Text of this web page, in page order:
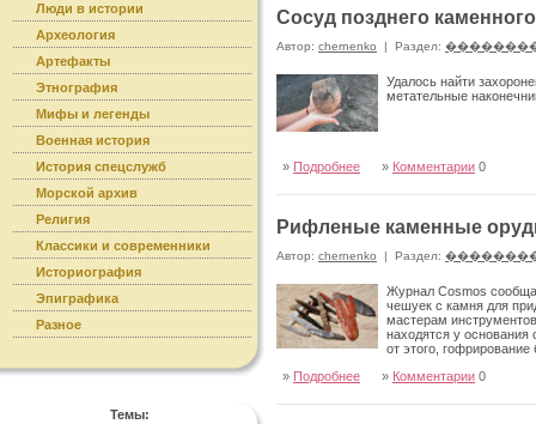
Люди в истории
Археология
Артефакты
Этнография
Мифы и легенды
Военная история
История спецслужб
Морской архив
Религия
Классики и современники
Историография
Эпиграфика
Разное
Темы:
Сосуд позднего
Автор: chernenko | Раздел:
Удалось найти
метательные
» Подробнее » Комментарии 0
Рифленые каменные
Автор: chernenko | Раздел:
Журнал Cosmos
чешуек с камня для
мастерам
находятся у основания
от этого,
» Подробнее » Комментарии 0